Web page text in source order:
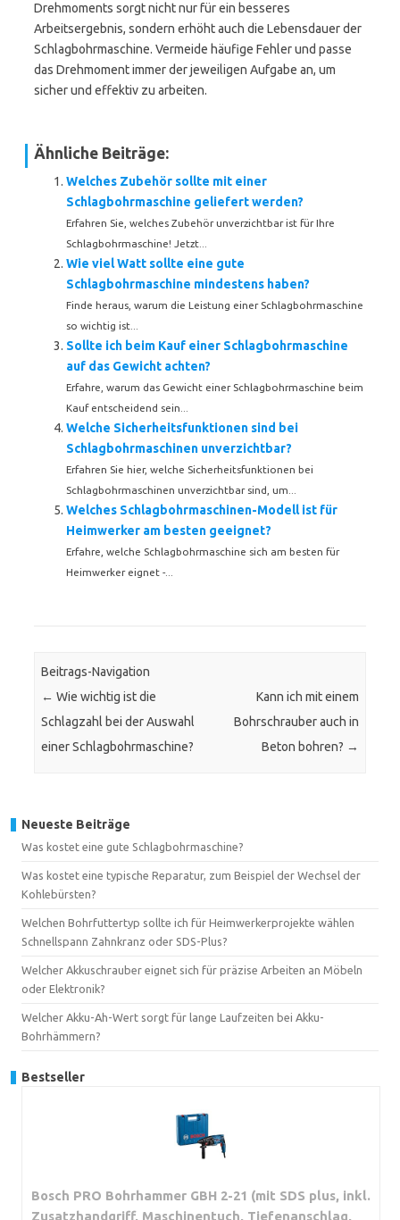
Drehmoments sorgt nicht nur für ein besseres
Arbeitsergebnis, sondern erhöht auch die Lebensdauer der
Schlagbohrmaschine. Vermeide häufige Fehler und passe
das Drehmoment immer der jeweiligen Aufgabe an, um
sicher und effektiv zu arbeiten.
Ähnliche Beiträge:
Welches Zubehör sollte mit einer
Schlagbohrmaschine geliefert werden?
Erfahren Sie, welches Zubehör unverzichtbar ist für Ihre
Schlagbohrmaschine! Jetzt...
Wie viel Watt sollte eine gute
Schlagbohrmaschine mindestens haben?
Finde heraus, warum die Leistung einer Schlagbohrmaschine
so wichtig ist...
Sollte ich beim Kauf einer Schlagbohrmaschine
auf das Gewicht achten?
Erfahre, warum das Gewicht einer Schlagbohrmaschine beim
Kauf entscheidend sein...
Welche Sicherheitsfunktionen sind bei
Schlagbohrmaschinen unverzichtbar?
Erfahren Sie hier, welche Sicherheitsfunktionen bei
Schlagbohrmaschinen unverzichtbar sind, um...
Welches Schlagbohrmaschinen-Modell ist für
Heimwerker am besten geeignet?
Erfahre, welche Schlagbohrmaschine sich am besten für
Heimwerker eignet -...
Beitrags-Navigation
← Wie wichtig ist die
Schlagzahl bei der Auswahl
einer Schlagbohrmaschine?
Kann ich mit einem
Bohrschrauber auch in
Beton bohren? →
Neueste Beiträge
Was kostet eine gute Schlagbohrmaschine?
Was kostet eine typische Reparatur, zum Beispiel der Wechsel der
Kohlebürsten?
Welchen Bohrfuttertyp sollte ich für Heimwerkerprojekte wählen
Schnellspann Zahnkranz oder SDS-Plus?
Welcher Akkuschrauber eignet sich für präzise Arbeiten an Möbeln
oder Elektronik?
Welcher Akku-Ah-Wert sorgt für lange Laufzeiten bei Akku-
Bohrhämmern?
Bestseller
Bosch PRO Bohrhammer GBH 2-21 (mit SDS plus, inkl.
Zusatzhandgriff, Maschinentuch, Tiefenanschlag,